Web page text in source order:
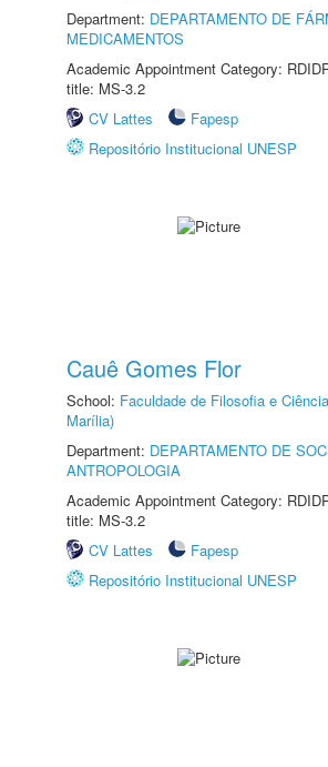
Department: DEPARTAMENTO DE
MEDICAMENTOS
Academic Appointment Category:
title: MS-3.2
CV Lattes
Fapesp
Repositório Institucional UNESP
Cauê Gomes Flor
School: Faculdade de Filosofia e
Marília)
Department: DEPARTAMENTO DE
ANTROPOLOGIA
Academic Appointment Category:
title: MS-3.2
CV Lattes
Fapesp
Repositório Institucional UNESP